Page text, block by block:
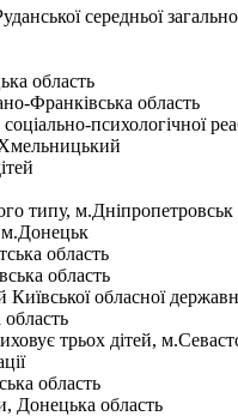
середньої
область
Франківська область
психологічної
типу, м.Дніпропетровськ
м.Донецьк
область
область
обласної
трьох дітей,
область
Донецька область